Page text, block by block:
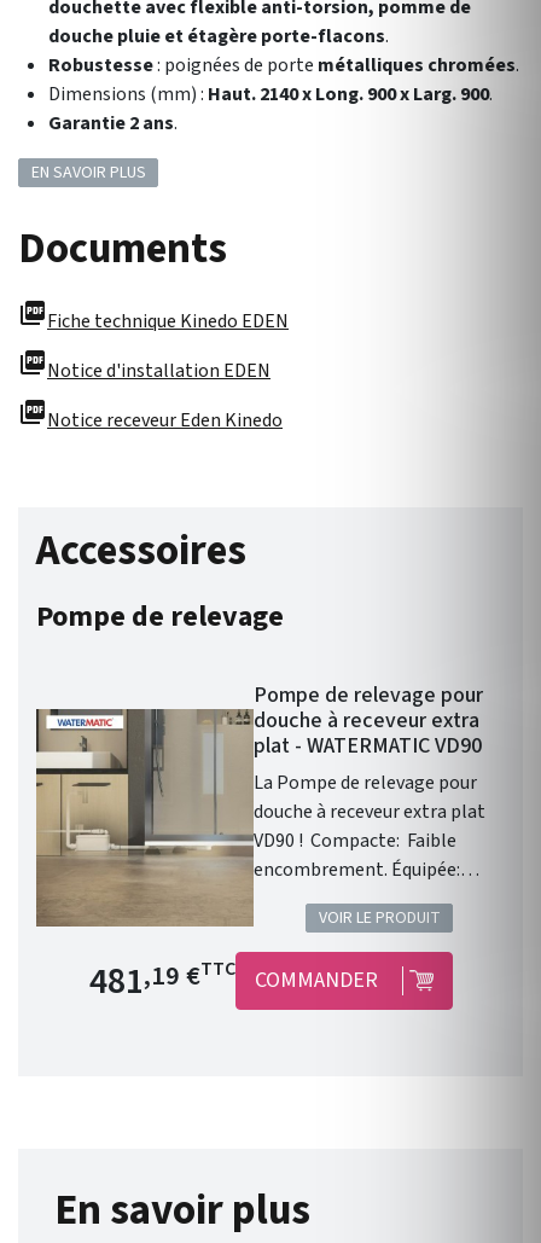
douchette avec flexible anti-torsion, pomme de
douche pluie et étagère porte-flacons.
Robustesse: poignées de porte métalliques chromées.
Dimensions (mm) : Haut. 2140 x Long. 900 x Larg. 900.
Garantie 2 ans.
EN SAVOIR PLUS
Documents
picture_as_pdfFiche technique Kinedo EDEN
picture_as_pdfNotice d'installation EDEN
picture_as_pdfNotice receveur Eden Kinedo
Accessoires
Pompe de relevage
Pompe de relevage pour
douche à receveur extra
plat - WATERMATIC VD90
La Pompe de relevage pour
douche à receveur extra plat
VD90 ! Compacte: Faible
encombrement. Équipée:
Livrée avec bonde extra-plat.
Pratique : Hauteur de
déclenchement très basse : 30
mm. Dimensions: 277 x 138
x 140 mm.
VOIR LE PRODUIT
Prix de base
481,19 €TTC COMMANDER
En savoir plus